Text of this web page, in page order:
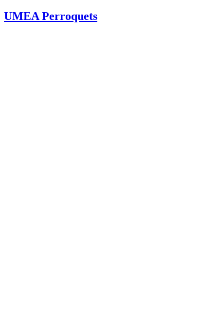
UMEA Perroquets